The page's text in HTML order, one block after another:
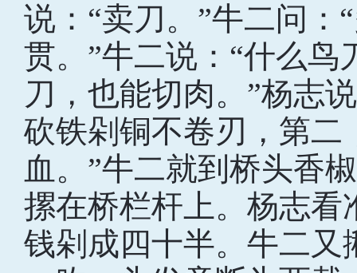
说：“卖刀。”牛二问：
贯。”牛二说：“什么鸟
刀，也能切肉。”杨志
砍铁剁铜不卷刃，第二
血。”牛二就到桥头香
摞在桥栏杆上。杨志看
钱剁成四十半。牛二又